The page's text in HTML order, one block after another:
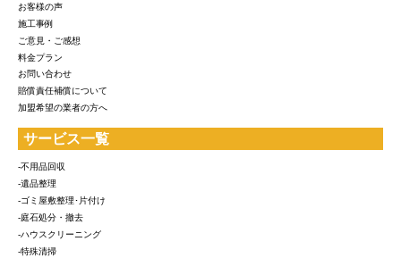
お客様の声
施工事例
ご意見・ご感想
料金プラン
お問い合わせ
賠償責任補償について
加盟希望の業者の方へ
サービス一覧
-不用品回収
-遺品整理
-ゴミ屋敷整理･片付け
-庭石処分・撤去
-ハウスクリーニング
-特殊清掃